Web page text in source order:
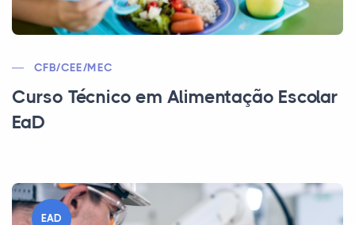
CFB/CEE/MEC
Curso Técnico em Alimentação Escolar
EaD
EAD